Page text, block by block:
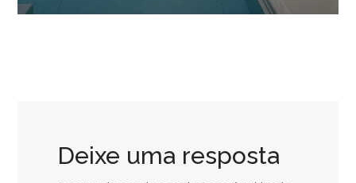
Deixe uma resposta